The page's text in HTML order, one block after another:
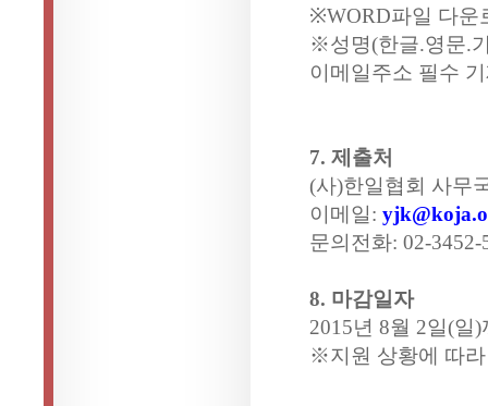
※WORD파일 다운
※성명(한글.영문.
이메일주소 필수
7. 제출처
(사)한일협회 사무
이메일:
문의전화: 02-3452-
8. 마감일자
2015년 8월 2일(일)
※지원 상황에 따